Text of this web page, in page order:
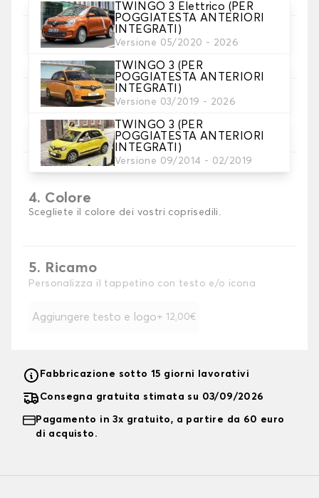
TWINGO 3 Elettrico (PER
POGGIATESTA ANTERIORI
INTEGRATI)
Versione 05/2020 - 2026
TWINGO 3 (PER
POGGIATESTA ANTERIORI
INTEGRATI)
Versione 03/2019 - 2026
TWINGO 3 (PER
POGGIATESTA ANTERIORI
INTEGRATI)
Versione 09/2014 - 02/2019
2. Set di coperture
3. Materiale
Scegliete il materiale per le vostre coperture.
4. Colore
Scegliete il colore dei vostri coprisedili.
5. Ricamo
Personalizza il tappetino con testo e/o icona
Aggiungere testo e logo + 12,00€
Fabbricazione sotto 15 giorni lavorativi
Consegna gratuita stimata su 03/09/2026
Pagamento in 3x gratuito, a partire da 60 euro
di acquisto.